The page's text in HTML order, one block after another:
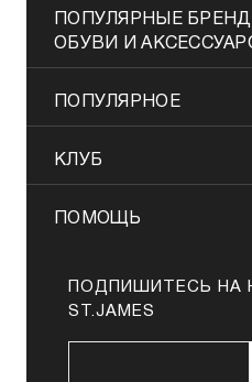
ПОПУЛЯРНЫЕ
ОБУВИ И
ПОПУЛЯРНОЕ
КЛУБ
ПОМОЩЬ
ПОДПИШИТЕСЬ НА
ST.JAMES